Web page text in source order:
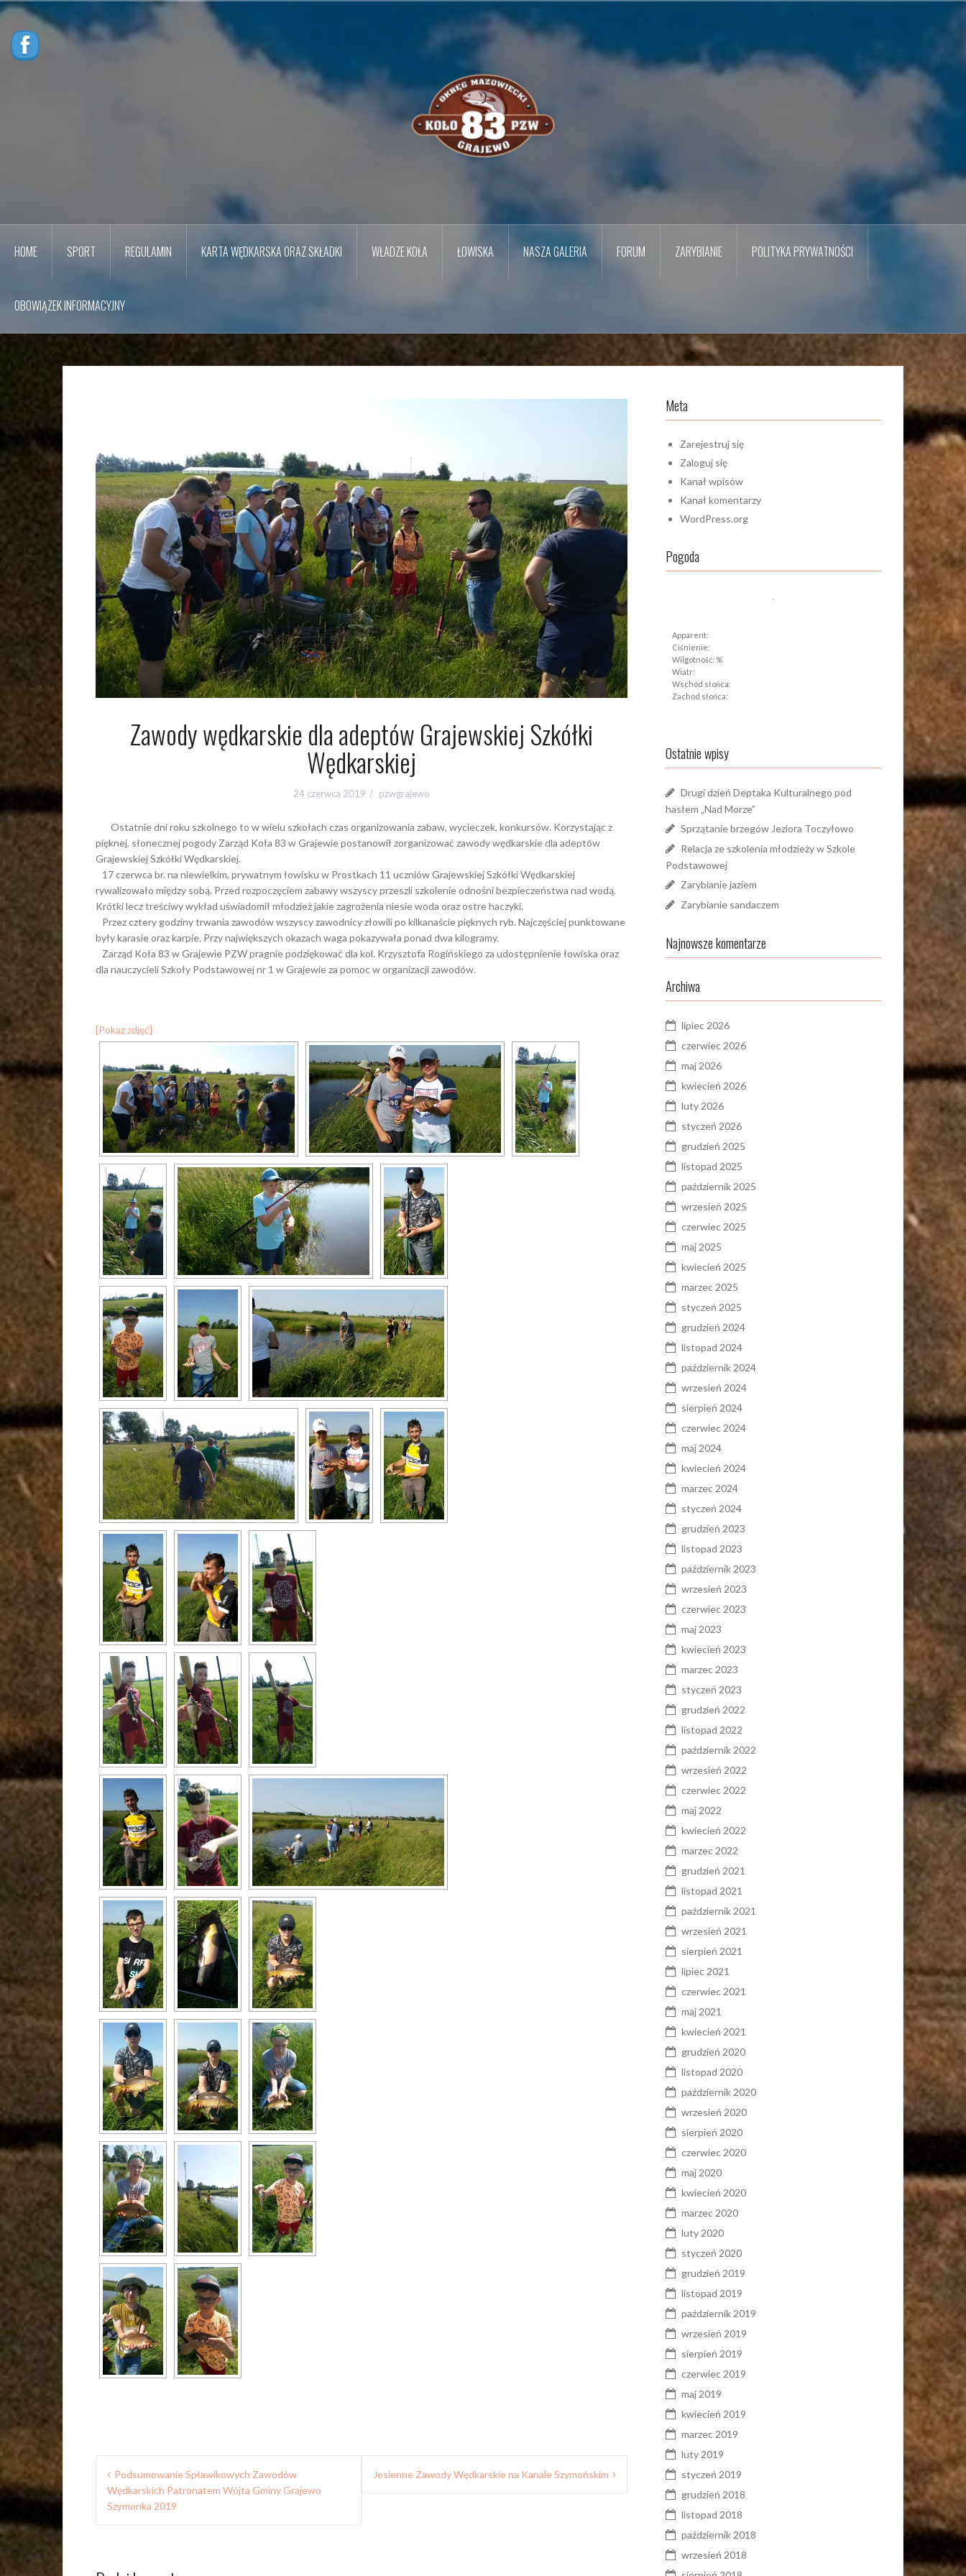
Przejdź
treści
HOME SPORT REGULAMIN KARTA WĘDKARSKA ORAZ SKŁADKI WŁADZE KOŁA ŁOWISKA NASZA GALERIA FORUM ZARYBIANIE POLITYKA PRYWATNOŚCI
OBOWIĄZEK INFORMACYJNY
Zawody wędkarskie dla adeptów Grajewskiej Szkółki
Wędkarskiej
24 czerwca 2019 pzwgrajewo
Ostatnie dni roku szkolnego to w wielu szkołach czas organizowania zabaw, wycieczek, konkursów. Korzystając z
pięknej, słonecznej pogody Zarząd Koła 83 w Grajewie postanowił zorganizować zawody wędkarskie dla adeptów
Grajewskiej Szkółki Wędkarskiej.
17 czerwca br. na niewielkim, prywatnym łowisku w Prostkach 11 uczniów Grajewskiej Szkółki Wędkarskiej
rywalizowało między sobą. Przed rozpoczęciem zabawy wszyscy przeszli szkolenie odnośni bezpieczeństwa nad wodą.
Krótki lecz treściwy wykład uświadomił młodzież jakie zagrożenia niesie woda oraz ostre haczyki.
Przez cztery godziny trwania zawodów wszyscy zawodnicy złowili po kilkanaście pięknych ryb. Najczęściej punktowane
były karasie oraz karpie. Przy największych okazach waga pokazywała ponad dwa kilogramy.
Zarząd Koła 83 w Grajewie PZW pragnie podziękować dla kol. Krzysztofa Rogińskiego za udostępnienie łowiska oraz
dla nauczycieli Szkoły Podstawowej nr 1 w Grajewie za pomoc w organizacji zawodów.
[Pokaz zdjęć]
Nawigacja
wpisu
Podsumowanie Spławikowych Zawodów
Wędkarskich Patronatem Wójta Gminy Grajewo
Szymonka 2019
Jesienne Zawody Wędkarskie na Kanale Szymońskim
Meta
Zarejestruj się
Zaloguj się
Kanał wpisów
Kanał komentarzy
WordPress.org
Pogoda
Apparent:
Ciśnienie:
Wilgotność: %
Wiatr:
Wschód słońca:
Zachód słońca:
Ostatnie wpisy
Drugi dzień Deptaka Kulturalnego pod
hasłem „Nad Morze”
Sprzątanie brzegów Jeziora Toczyłowo
Relacja ze szkolenia młodzieży w Szkole
Podstawowej
Zarybianie jaziem
Zarybianie sandaczem
Najnowsze komentarze
Archiwa
lipiec 2026
czerwiec 2026
maj 2026
kwiecień 2026
luty 2026
styczeń 2026
grudzień 2025
listopad 2025
październik 2025
wrzesień 2025
czerwiec 2025
maj 2025
kwiecień 2025
marzec 2025
styczeń 2025
grudzień 2024
listopad 2024
październik 2024
wrzesień 2024
sierpień 2024
czerwiec 2024
maj 2024
kwiecień 2024
marzec 2024
styczeń 2024
grudzień 2023
listopad 2023
październik 2023
wrzesień 2023
czerwiec 2023
maj 2023
kwiecień 2023
marzec 2023
styczeń 2023
grudzień 2022
listopad 2022
październik 2022
wrzesień 2022
czerwiec 2022
maj 2022
kwiecień 2022
marzec 2022
grudzień 2021
listopad 2021
październik 2021
wrzesień 2021
sierpień 2021
lipiec 2021
czerwiec 2021
maj 2021
kwiecień 2021
grudzień 2020
listopad 2020
październik 2020
wrzesień 2020
sierpień 2020
czerwiec 2020
maj 2020
kwiecień 2020
marzec 2020
luty 2020
styczeń 2020
grudzień 2019
listopad 2019
październik 2019
wrzesień 2019
sierpień 2019
czerwiec 2019
maj 2019
kwiecień 2019
marzec 2019
luty 2019
styczeń 2019
grudzień 2018
listopad 2018
październik 2018
wrzesień 2018